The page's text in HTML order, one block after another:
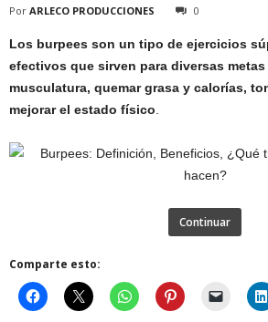
Por ARLECO PRODUCCIONES 0
Los burpees son un tipo de ejercicios
efectivos que sirven para diversas
musculatura, quemar grasa y calorías,
mejorar el estado físico
Continuar
Comparte esto: